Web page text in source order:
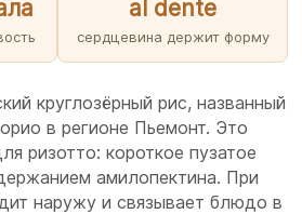
al dente
сердцевина держит форму
круглозёрный рис, названный
в регионе Пьемонт. Это
ризотто: короткое пузатое
амилопектина. При
наружу и связывает блюдо в